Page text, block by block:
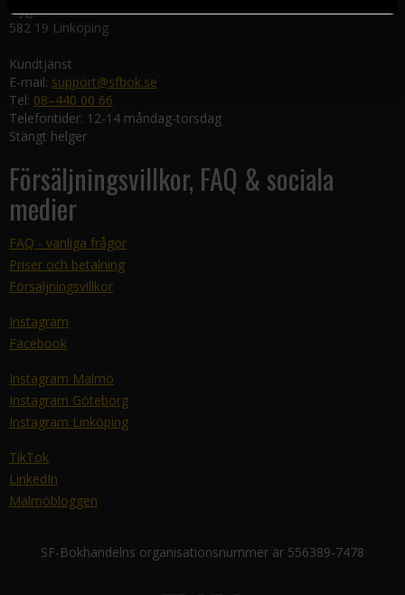
Nygatan 20
582 19 Linköping
Kundtjänst
E-mail: support@sfbok.se
Tel: 08–440 00 66
Telefontider: 12-14 måndag-torsdag
Stängt helger
Försäljningsvillkor, FAQ & sociala
medier
FAQ - vanliga frågor
Priser och betalning
Försäljningsvillkor
Instagram
Facebook
Instagram Malmö
Instagram Göteborg
Instagram Linköping
TikTok
LinkedIn
Malmöbloggen
SF-Bokhandelns organisationsnummer är 556389-7478